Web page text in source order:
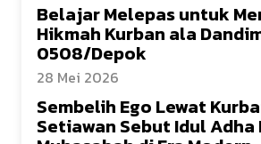
Belajar Melepas untuk
Hikmah Kurban ala
0508/Depok
28 Mei 2026
Sembelih Ego Lewat
Setiawan Sebut Idul